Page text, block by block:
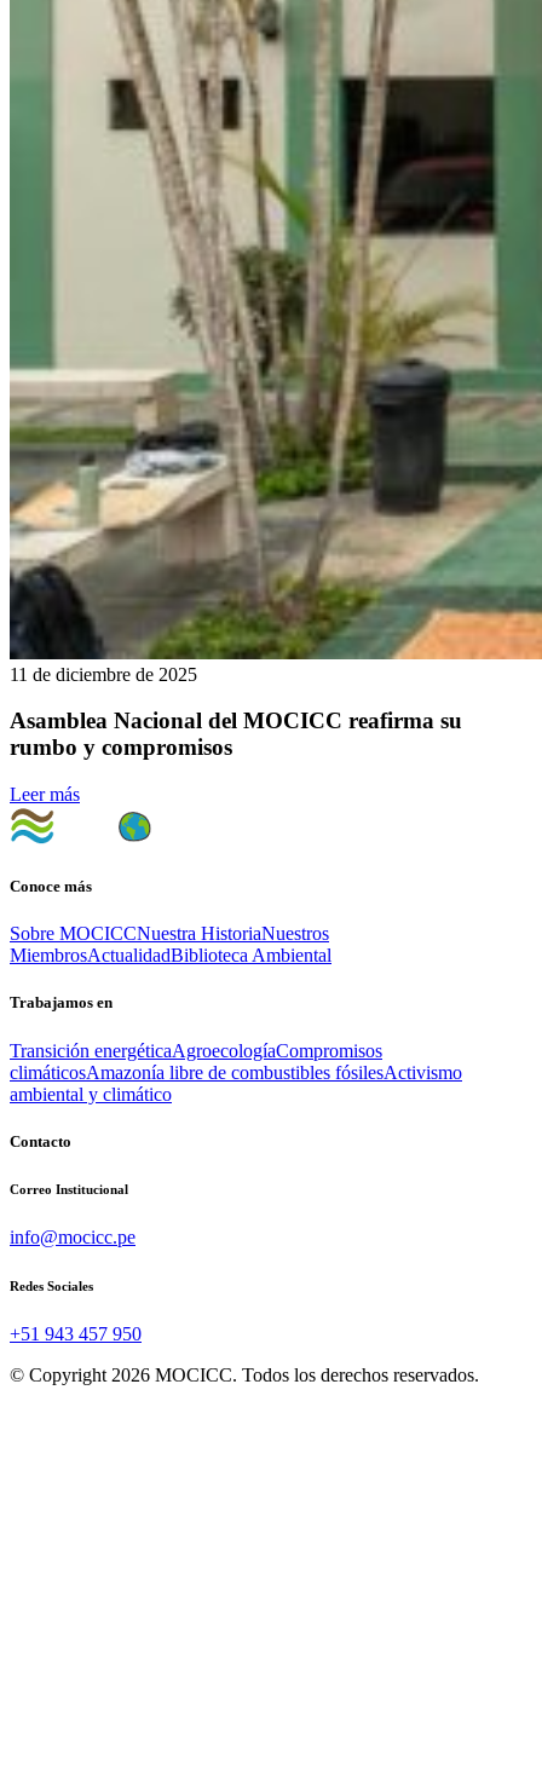
11 de diciembre de 2025
Asamblea Nacional del MOCICC reafirma su
rumbo y compromisos
Leer más
Conoce más
Sobre MOCICCNuestra HistoriaNuestros
MiembrosActualidadBiblioteca Ambiental
Trabajamos en
Transición energéticaAgroecologíaCompromisos
climáticosAmazonía libre de combustibles fósilesActivismo
ambiental y climático
Contacto
Correo Institucional
info@mocicc.pe
Redes Sociales
+51 943 457 950
© Copyright 2026 MOCICC. Todos los derechos reservados.